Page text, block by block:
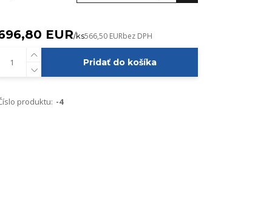
EUR/ks566,50 EURbez DPH
Pridať do košíka
produktu: -4